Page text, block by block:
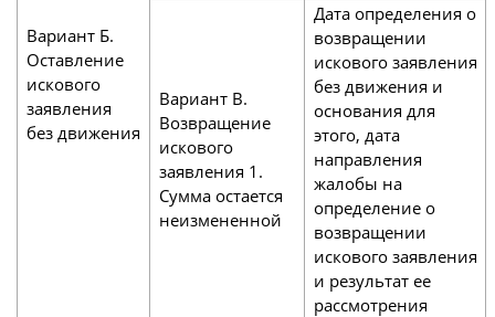
Вариант Б.
Оставление
искового
заявления
без движения
Вариант В.
Возвращение
искового
заявления 1.
Сумма остается
неизмененной
Дата определения о
возвращении
искового заявления
без движения и
основания для
этого, дата
направления
жалобы на
определение о
возвращении
искового заявления
и результат ее
рассмотрения